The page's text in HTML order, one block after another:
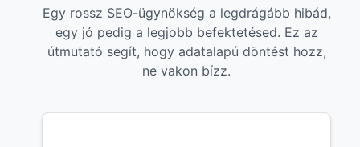
Egy rossz SEO-ügynökség a legdrágább hibád,
egy jó pedig a legjobb befektetésed. Ez az
útmutató segít, hogy adatalapú döntést hozz,
ne vakon bízz.